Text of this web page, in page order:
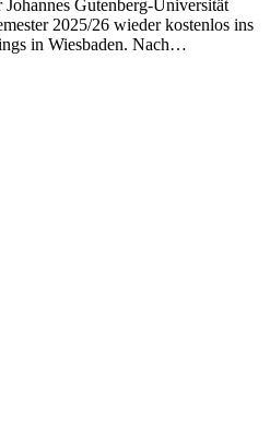
Gutenberg-Universität
2025/26 wieder kostenlos ins
in Wiesbaden. Nach…